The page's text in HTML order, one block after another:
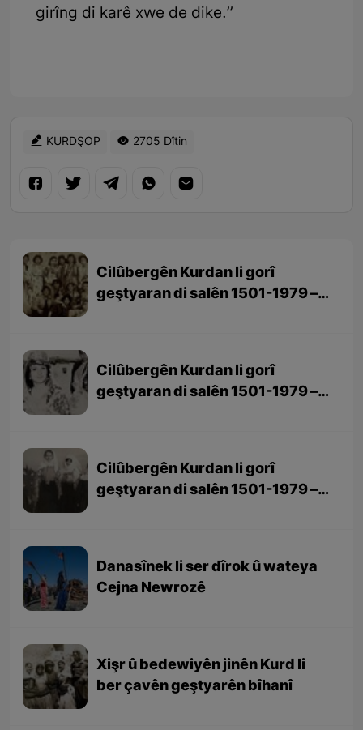
girîng di karê xwe de dike.’’
KURDŞOP 2705 Dîtin
Cilûbergên Kurdan li gorî
geştyaran di salên 1501-1979 –
Cilûbergên Kurdan li gorî
geştyaran di salên 1501-1979 –
Cilûbergên Kurdan li gorî
geştyaran di salên 1501-1979 –
Danasînek li ser dîrok û wateya
Cejna Newrozê
Xişr û bedewiyên jinên Kurd li
ber çavên geştyarên bîhanî